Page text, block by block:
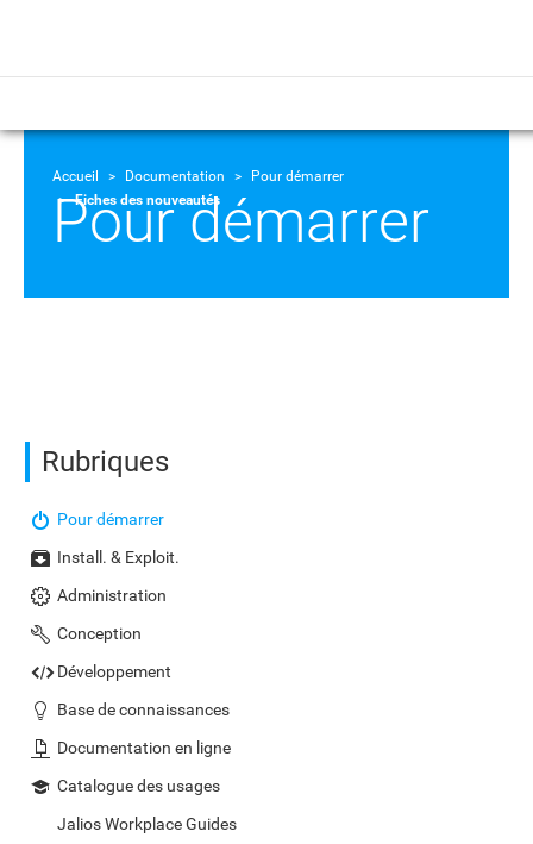
Accueil Documentation
Pour démarrer
Fiches des nouveautés
Pour démarrer
Rubriques
Pour démarrer
Install. & Exploit.
Administration
Conception
Développement
Base de connaissances
Documentation en ligne
Catalogue des usages
Jalios Workplace Guides